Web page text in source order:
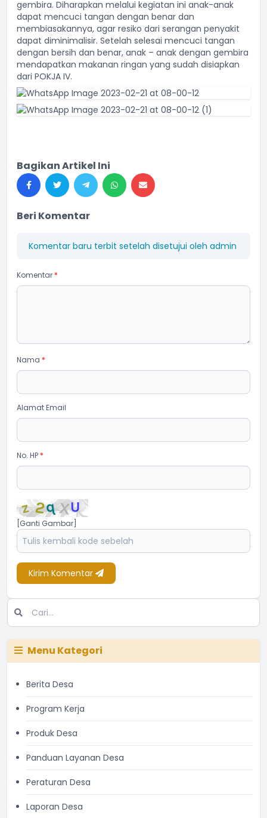
gembira. Diharapkan melalui kegiatan ini anak-anak
dapat mencuci tangan dengan benar dan
membiasakannya, agar resiko dari serangan penyakit
dapat diminimalisir. Setelah selesai mencuci tangan
dengan bersih dan benar, anak – anak dengan gembira
mendapatkan makanan ringan yang sudah disiapkan
dari POKJA IV.
Bagikan Artikel Ini
Beri Komentar
Komentar baru terbit setelah disetujui oleh admin
Komentar *
Nama *
Alamat Email
No. HP *
[Ganti Gambar]
Kirim Komentar
Menu Kategori
Berita Desa
Program Kerja
Produk Desa
Panduan Layanan Desa
Peraturan Desa
Laporan Desa